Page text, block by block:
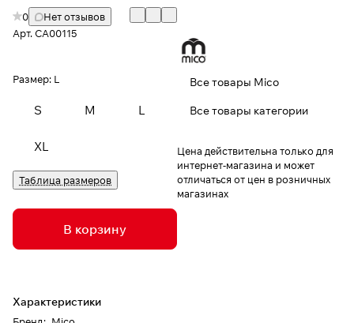
0
Нет отзывов
Арт.CA00115
Размер: L
S M L
XL
Таблица размеров
В корзину
Характеристики
Все товары Mico
Все товары категории
Цена действительна только для
интернет-магазина и может
отличаться от цен в розничных
магазинах